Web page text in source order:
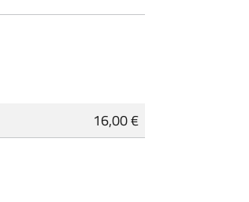
16,00 €